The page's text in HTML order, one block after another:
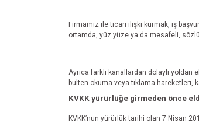
Firmamız ile ticari ilişki kurmak, iş
ortamda, yüz yüze ya da mesafeli,
Ayrıca farklı kanallardan dolaylı
bülten okuma veya tıklama hareketleri,
KVKK yürürlüğe girmeden önce
KVKK’nun yürürlük tarihi olan 7 Nisan